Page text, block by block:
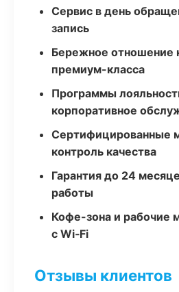
Сервис в день
запись
Бережное отношение
премиум-класса
Программы
корпоративное
Сертифицированные
контроль качества
Гарантия до 24
работы
Кофе-зона и рабочие
с Wi‑Fi
Отзывы клиентов